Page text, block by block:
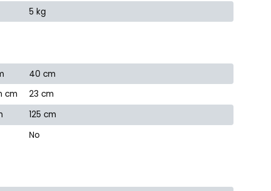
5 kg
40 cm
cm
23 cm
125 cm
No